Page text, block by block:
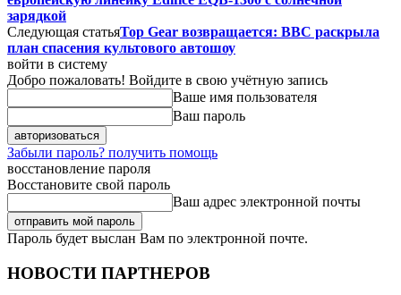
зарядкой
Следующая статьяTop Gear возвращается: BBC раскрыла
план спасения культового автошоу
войти в систему
Добро пожаловать! Войдите в свою учётную запись
Ваше имя пользователя
Ваш пароль
Забыли пароль? получить помощь
восстановление пароля
Восстановите свой пароль
Ваш адрес электронной почты
Пароль будет выслан Вам по электронной почте.
НОВОСТИ ПАРТНЕРОВ